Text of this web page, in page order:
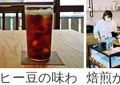
ー豆の味わ
焙煎